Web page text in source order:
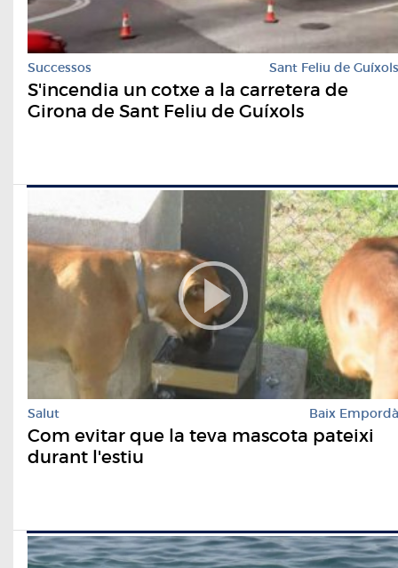
Successos Sant Feliu de Guíxols
S'incendia un cotxe a la carretera de
Girona de Sant Feliu de Guíxols
Salut Baix Empordà
Com evitar que la teva mascota pateixi
durant l'estiu